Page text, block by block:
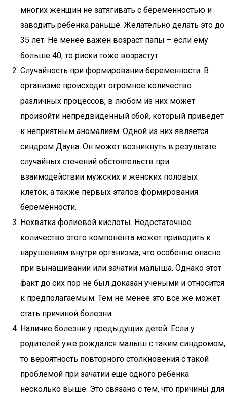
многих женщин не затягивать с беременностью и
заводить ребенка раньше. Желательно делать это до
35 лет. Не менее важен возраст папы – если ему
больше 40, то риски тоже возрастут.
Случайность при формировании беременности. В
организме происходит огромное количество
различных процессов, в любом из них может
произойти непредвиденный сбой, который приведет
к неприятным аномалиям. Одной из них является
синдром Дауна. Он может возникнуть в результате
случайных стечений обстоятельств при
взаимодействии мужских и женских половых
клеток, а также первых этапов формирования
беременности.
Нехватка фолиевой кислоты. Недостаточное
количество этого компонента может приводить к
нарушениям внутри организма, что особенно опасно
при вынашивании или зачатии малыша. Однако этот
факт до сих пор не был доказан учеными и относится
к предполагаемым. Тем не менее это все же может
стать причиной болезни.
Наличие болезни у предыдущих детей. Если у
родителей уже рождался малыш с таким синдромом,
то вероятность повторного столкновения с такой
проблемой при зачатии еще одного ребенка
несколько выше. Это связано с тем, что причины для